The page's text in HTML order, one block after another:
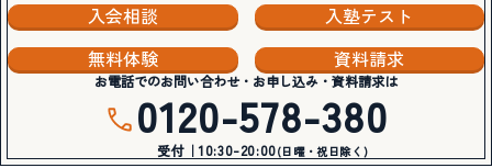
入会相談
入塾テスト
無料体験
資料請求
お電話でのお問い合わせ・お申し込み・資料請求は
0120-578-380
受付｜10:30-20:00(日曜・祝日除く)